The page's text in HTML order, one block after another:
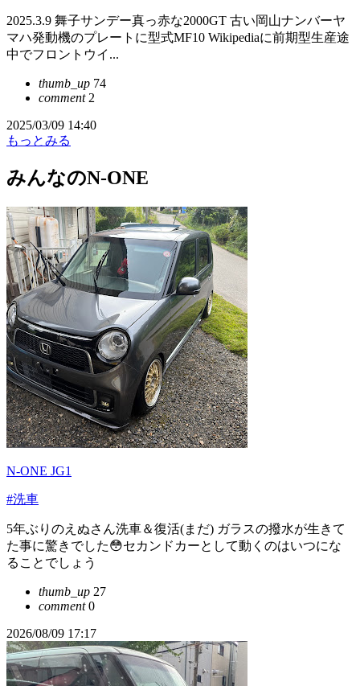
2025.3.9 舞子サンデー真っ赤な2000GT 古い岡山ナンバーヤ
マハ発動機のプレートに型式MF10 Wikipediaに前期型生産途
中でフロントウイ...
thumb_up 74
comment2
2025/03/09 14:40
もっとみる
みんなのN-ONE
N-ONE JG1
#洗車
5年ぶりのえぬさん洗車＆復活(まだ) ガラスの撥水が生きて
た事に驚きでした😳セカンドカーとして動くのはいつにな
ることでしょう
thumb_up 27
comment0
2026/08/09 17:17